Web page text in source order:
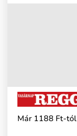
Már 1188 Ft-tól